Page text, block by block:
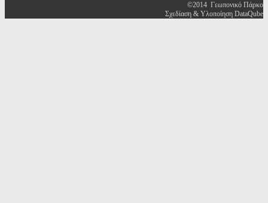
©2014 Γεωπονικό Πάρκο
Σχεδίαση & Υλοποίηση DataQube